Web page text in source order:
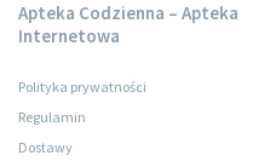
Apteka Codzienna – Apteka
Internetowa
Polityka prywatności
Regulamin
Dostawy